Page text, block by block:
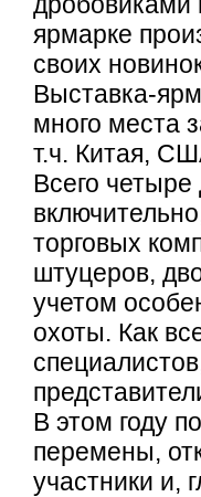
ярмарке
своих
Выставка-
много места
т.ч. Китая,
Всего
торговых
штуцеров,
учетом
охоты. Как
В этом году
перемены,
участники и,